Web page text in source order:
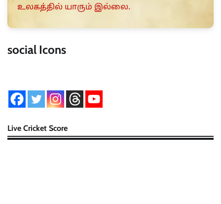
உலகத்தில் யாரும் இல்லை.
social Icons
Live Cricket Score